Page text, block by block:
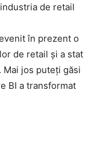
de retail
în prezent o
de retail și a stat
Mai jos puteți găsi
BI a transformat